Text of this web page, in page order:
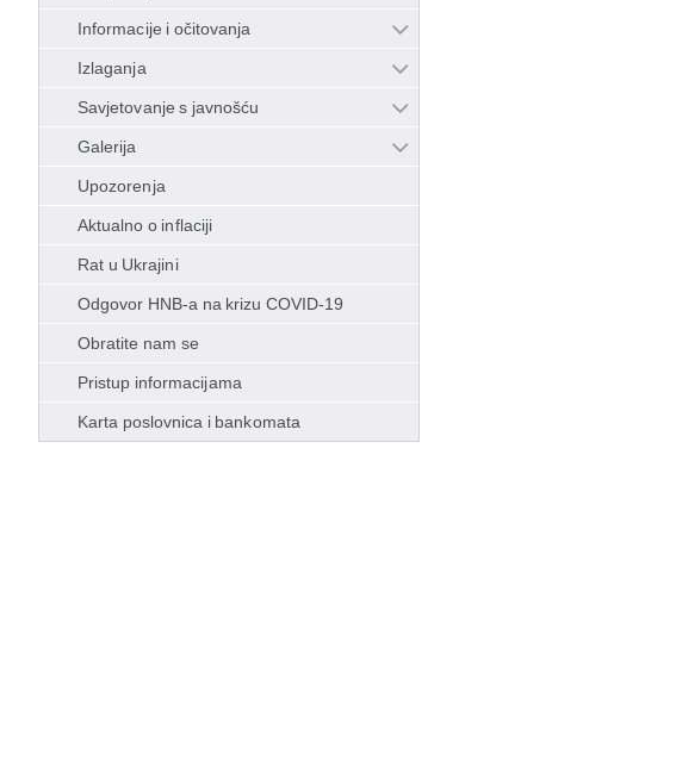
Informacije i očitovanja
Izlaganja
Savjetovanje s javnošću
Galerija
Upozorenja
Aktualno o inflaciji
Rat u Ukrajini
Odgovor HNB-a na krizu COVID-19
Obratite nam se
Pristup informacijama
Karta poslovnica i bankomata